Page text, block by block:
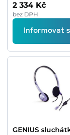
2 334 Kč
bez DPH
Informovat
GENIUS